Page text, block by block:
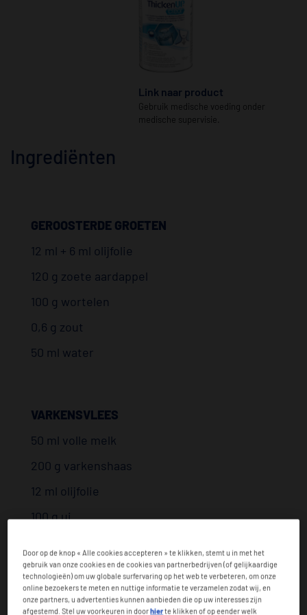
Ingrediënten
GEROOSTERDE GROETEN
12 ml + 6 ml olijfolie
120 g zoete aardappel
100 g wortelen
0,6 g zout
50 ml water
VARKENSVLEES
50 ml volle melk
200 g varkenshaas
12 ml olijfolie
100 g ui
100 ml water
0,6 gemalen witte peper
Link naar product
Gebruik medische voeding onder
medische supervisie.
Door op de knop « Alle cookies accepteren » te klikken, stemt u in met het
gebruik van onze cookies en de cookies van partnerbedrijven (of gelijkaardige
technologieën) om uw globale surfervaring op het web te verbeteren, om onze
online bezoekers te meten en nuttige informatie te verzamelen zodat wij, en
onze partners, u advertenties kunnen aanbieden die op uw interesses zijn
afgestemd. Stel uw voorkeuren in doorhierte klikken of op eender welk